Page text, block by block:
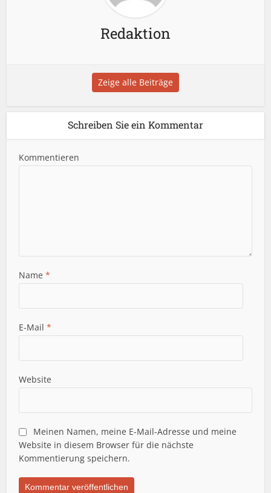
Redaktion
Zeige alle Beiträge
Schreiben Sie ein Kommentar
Kommentieren
Name*
E-Mail*
Website
Meinen Namen, meine E-Mail-Adresse und meine
Website in diesem Browser für die nächste
Kommentierung speichern.